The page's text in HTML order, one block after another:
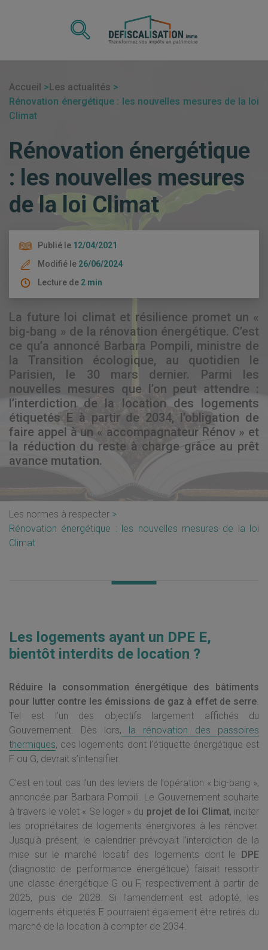
Accueil
Les actualités
Rénovation énergétique : les nouvelles mesures de la loi
Climat
Rénovation énergétique
: les nouvelles mesures
de la loi Climat
Publié le 12/04/2021
Modifié le 26/06/2024
Lecture de 2 min
La future loi climat et résilience promet un «
big-bang » de la rénovation énergétique. C’est
ce qu’a annoncé Barbara Pompili, ministre de
la Transition écologique, au quotidien le
Parisien, le 30 mars dernier. Parmi les
nouvelles mesures que l’on peut attendre :
l’interdiction de la location des logements
étiquetés E à partir de 2034, l’obligation de
faire appel à un « accompagnateur Rénov » et
la réduction du reste à charge grâce au prêt
avance mutation.
Les normes à respecter
Rénovation énergétique : les nouvelles mesures de la loi
Climat
Les logements ayant un DPE E,
bientôt interdits de location ?
Réduire la consommation énergétique des bâtiments
pour lutter contre les émissions de gaz à effet de serre.
Tel est l’un des objectifs largement affichés du
Gouvernement. Dès lors, la rénovation des passoires
thermiques, ces logements dont l’étiquette énergétique est
F ou G, devrait s’intensifier.
C’est en tout cas l’un des leviers de l’opération « big-bang »,
annoncée par Barbara Pompili. Le Gouvernement souhaite
à travers le volet « Se loger » du projet de loi Climat, inciter
les propriétaires de logements énergivores à les rénover.
Jusqu’à présent, le calendrier prévoyait l’interdiction de la
mise sur le marché locatif des logements dont le DPE
(diagnostic de performance énergétique) faisait ressortir
une classe énergétique G ou F, respectivement à partir de
2025, puis de 2028. Si l’amendement est adopté, les
logements étiquetés E pourraient également être retirés du
marché de la location à compter de 2034.